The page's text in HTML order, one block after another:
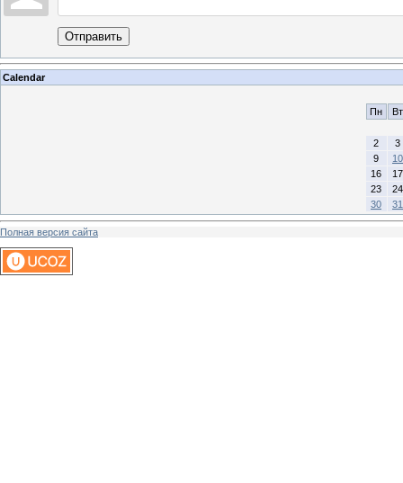
Отправить
Calendar
Пн Вт
2
3
9
10
16
17
23
24
30
31
Полная версия сайта